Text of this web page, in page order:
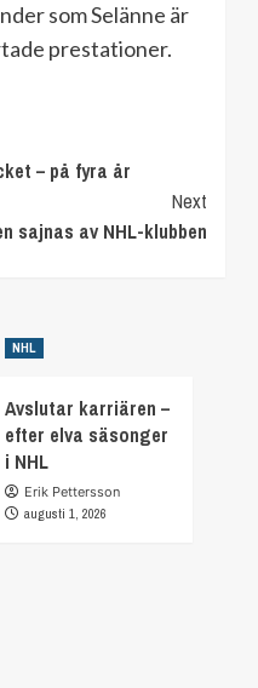
som Selänne är
prestationer.
– på fyra år
Next
sajnas av NHL-klubben
NHL
Avslutar karriären –
efter elva säsonger
i NHL
Erik Pettersson
augusti 1, 2026